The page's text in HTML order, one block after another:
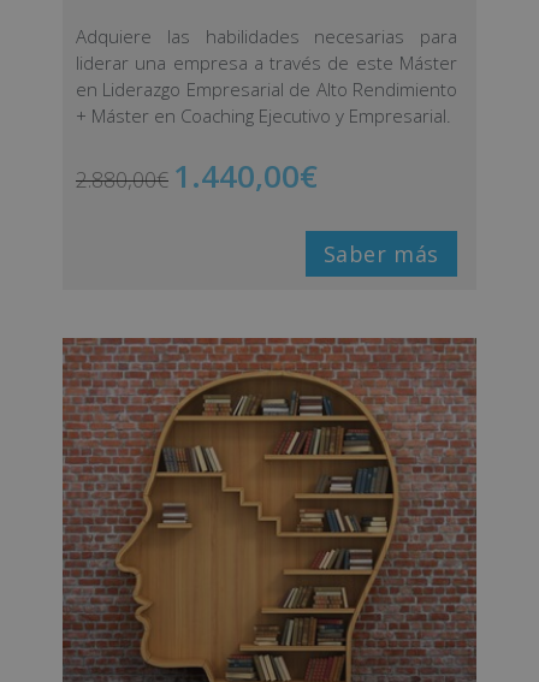
Adquiere las habilidades necesarias para
liderar una empresa a través de este Máster
en Liderazgo Empresarial de Alto Rendimiento
+ Máster en Coaching Ejecutivo y Empresarial.
2.880,00€ 1.440,00€
Saber más